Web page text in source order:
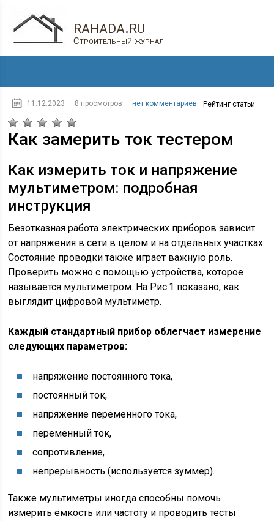
rahada.ru
Строительный журнал
11.12.2023 8 просмотров нет комментариев Рейтинг статьи
Как замерить ток тестером
Как измерить ток и напряжение
мультиметром: подробная
инструкция
Безотказная работа электрических приборов зависит
от напряжения в сети в целом и на отдельных участках.
Состояние проводки также играет важную роль.
Проверить можно с помощью устройства, которое
называется мультиметром. На Рис.1 показано, как
выглядит цифровой мультиметр.
Каждый стандартный прибор облегчает измерение
следующих параметров:
напряжение постоянного тока,
постоянный ток,
напряжение переменного тока,
переменный ток,
сопротивление,
непрерывность (используется зуммер).
Также мультиметры иногда способны помочь
измерить ёмкость или частоту и проводить тесты